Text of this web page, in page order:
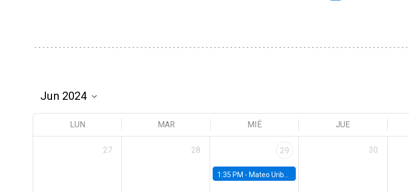
LUN MAR MIÉ JUE
27 28 29
1:35 PM - Mateo Uribe-Castro, Universidad de los Andes (Colombia)
30